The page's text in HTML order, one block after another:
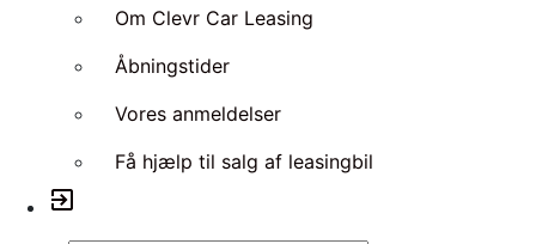
Om Clevr Car Leasing
Åbningstider
Vores anmeldelser
Få hjælp til salg af leasingbil
exit_to_app